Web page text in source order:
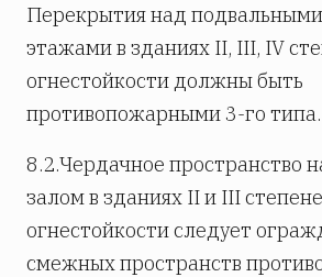
Перекрытия над
этажами в зданиях II, III, IV
огнестойкости должны быть
противопожарными 3-го типа.
8.2.Чердачное пространство
залом в зданиях II и III
огнестойкости следует
смежных пространств